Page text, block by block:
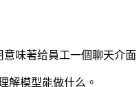
味著给員工一個聊天介
解模型能做什么。